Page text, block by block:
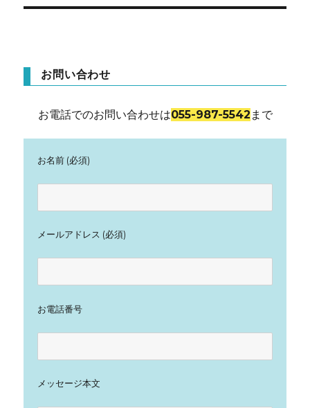
お問い合わせ
お電話でのお問い合わせは055-987-5542 まで
お名前 (必須)
メールアドレス (必須)
お電話番号
メッセージ本文